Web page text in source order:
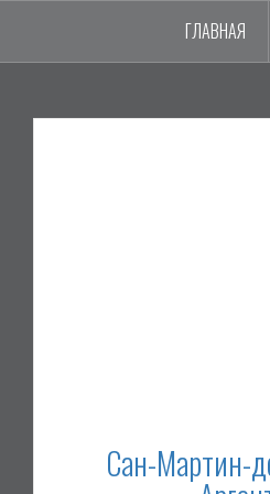
ГЛАВНАЯ
Сан-Мартин-